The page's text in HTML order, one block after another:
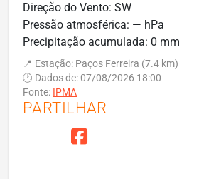
Direção do Vento: SW
Pressão atmosférica: — hPa
Precipitação acumulada: 0 mm
📍 Estação: Paços Ferreira (7.4 km)
🕐 Dados de: 07/08/2026 18:00
Fonte: IPMA
PARTILHAR